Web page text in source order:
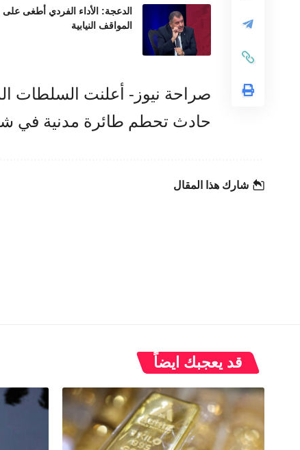
الدعجة: الأداء الفردي أطغى
المواقف النيابية
حادث تحطم طائرة مدنية في
شارك هذا المقال
قد يعجبك ايضاً